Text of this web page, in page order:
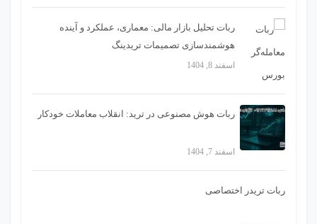
ربات تحلیل بازار مالی: معماری، عملکرد و آینده
هوشمندسازی تصمیمات تریدینگ
اسفند 8, 1404
ربات هوش مصنوعی در ترید: انقلاب معاملات خودکار
اسفند 7, 1404
ربات تریدر اختصاصی